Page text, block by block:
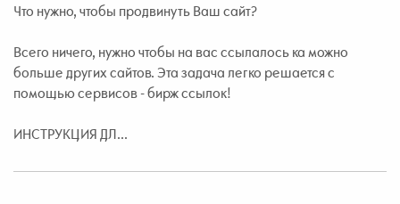
Что нужно, чтобы продвинуть Ваш сайт?
Всего ничего, нужно чтобы на вас ссылалось ка можно
больше других сайтов. Эта задача легко решается с
помощью сервисов - бирж ссылок!
ИНСТРУКЦИЯ ДЛ...